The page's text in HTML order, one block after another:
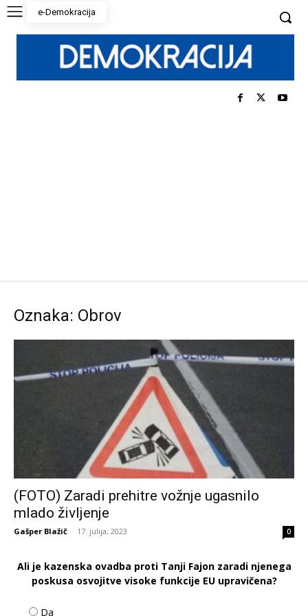
e-Demokracija
Oznaka: Obrov
(FOTO) Zaradi prehitre vožnje ugasnilo
mlado življenje
Gašper Blažič - 17. julija, 2023 0
Ali je kazenska ovadba proti Tanji Fajon zaradi njenega
poskusa osvojitve visoke funkcije EU upravičena?
Da